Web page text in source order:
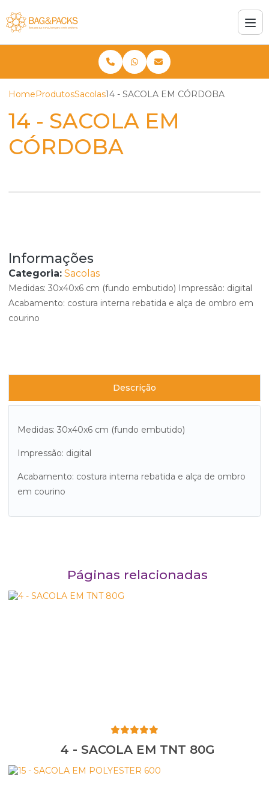
Home ProdutosSacolas14 - SACOLA EM CÓRDOBA
14 - SACOLA EM
CÓRDOBA
Informações
Categoria: Sacolas
Medidas: 30x40x6 cm (fundo embutido) Impressão: digital
Acabamento: costura interna rebatida e alça de ombro em
courino
Descrição
Medidas: 30x40x6 cm (fundo embutido)
Impressão: digital
Acabamento: costura interna rebatida e alça de ombro
em courino
Páginas relacionadas
4 - SACOLA EM TNT 80G